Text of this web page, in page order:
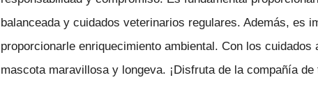
balanceada y cuidados veterinarios regulares. Además, es
proporcionarle enriquecimiento ambiental. Con los cuidados
mascota maravillosa y longeva. ¡Disfruta de la compañía de